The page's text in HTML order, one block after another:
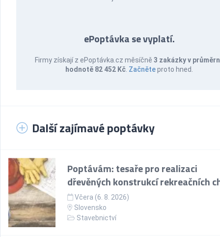
ePoptávka se vyplatí.
Firmy získají z ePoptávka.cz měsíčně 3 zakázky v
hodnotě 82 452 Kč Začněteproto hned.
Další zajímavé poptávky
Poptávám: tesaře pro realizaci
dřevěných konstrukcí rekreačních
Včera (6. 8. 2026)
Slovensko
Stavebnictví